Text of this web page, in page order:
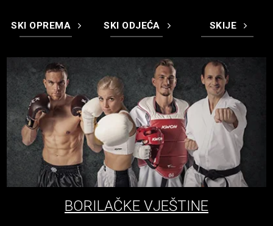
SKI OPREMA SKI ODJEĆA SKIJE
BORILAČKE VJEŠTINE